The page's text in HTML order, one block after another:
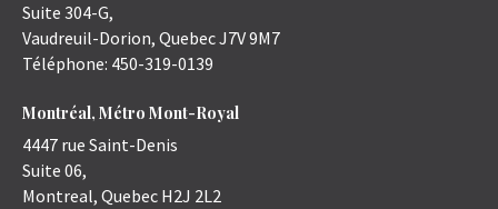
Suite 304-G,
Vaudreuil-Dorion, QuebecJ7V 9M7
Téléphone: 450-319-0139
Montréal, Métro Mont-Royal
4447 rue Saint-Denis
Suite 06,
Montreal, Quebec H2J 2L2